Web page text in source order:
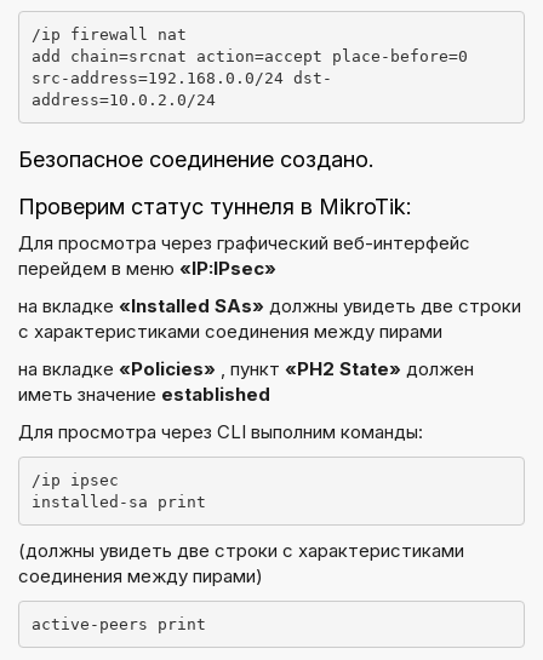
/ip firewall nat
add chain=srcnat action=accept place-before=0
src-address=192.168.0.0/24 dst-
address=10.0.2.0/24
Безопасное соединение создано.
Проверим статус туннеля в MikroTik:
Для просмотра через графический веб-интерфейс
перейдем в меню «IP:IPsec»
на вкладке «Installed SAs» должны увидеть две строки
с характеристиками соединения между пирами
на вкладке «Policies» , пункт «PH2 State» должен
иметь значение established
Для просмотра через CLI выполним команды:
/ip ipsec
installed-sa print
(должны увидеть две строки с характеристиками
соединения между пирами)
active-peers print